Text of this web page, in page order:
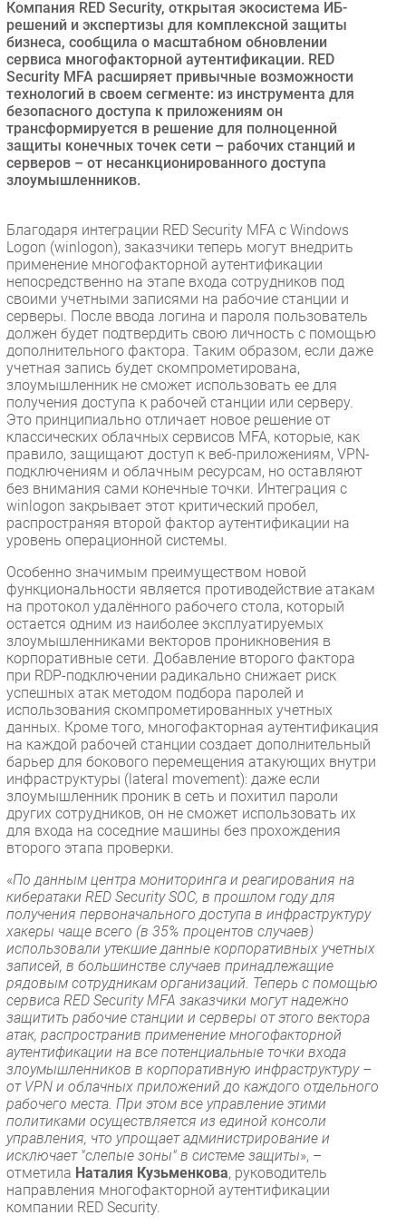
Безопасность
Инновации
CIO/Управление ИТ
Гаджеты
Здоровье
РАЗДЕЛЫ
Аналитика
Интервью
Мероприятия
Проекты
IT класс
Тестовый стенд
Каталог компаний
Компания RED Security, открытая экосистема ИБ-
решений и экспертизы для комплексной защиты
бизнеса, сообщила о масштабном обновлении
сервиса многофакторной аутентификации. RED
Security MFA расширяет привычные возможности
технологий в своем сегменте: из инструмента для
безопасного доступа к приложениям он
трансформируется в решение для полноценной
защиты конечных точек сети – рабочих станций и
серверов – от несанкционированного доступа
злоумышленников.
Благодаря интеграции RED Security MFA с Windows
Logon (winlogon), заказчики теперь могут внедрить
применение многофакторной аутентификации
непосредственно на этапе входа сотрудников под
своими учетными записями на рабочие станции и
серверы. После ввода логина и пароля пользователь
должен будет подтвердить свою личность с помощью
дополнительного фактора. Таким образом, если даже
учетная запись будет скомпрометирована,
злоумышленник не сможет использовать ее для
получения доступа к рабочей станции или серверу.
Это принципиально отличает новое решение от
классических облачных сервисов MFA, которые, как
правило, защищают доступ к веб-приложениям, VPN-
подключениям и облачным ресурсам, но оставляют
без внимания сами конечные точки. Интеграция с
winlogon закрывает этот критический пробел,
распространяя второй фактор аутентификации на
уровень операционной системы.
Особенно значимым преимуществом новой
функциональности является противодействие атакам
на протокол удалённого рабочего стола, который
остается одним из наиболее эксплуатируемых
злоумышленниками векторов проникновения в
корпоративные сети. Добавление второго фактора
при RDP-подключении радикально снижает риск
успешных атак методом подбора паролей и
использования скомпрометированных учетных
данных. Кроме того, многофакторная аутентификация
на каждой рабочей станции создает дополнительный
барьер для бокового перемещения атакующих внутри
инфраструктуры (lateral movement): даже если
злоумышленник проник в сеть и похитил пароли
других сотрудников, он не сможет использовать их
для входа на соседние машины без прохождения
второго этапа проверки.
«По данным центра мониторинга и реагирования на
кибератаки RED Security SOC, в прошлом году для
получения первоначального доступа в инфраструктуру
хакеры чаще всего (в 35% процентов случаев)
использовали утекшие данные корпоративных учетных
записей, в большинстве случаев принадлежащие
рядовым сотрудникам организаций. Теперь с помощью
сервиса RED Security MFA заказчики могут надежно
защитить рабочие станции и серверы от этого вектора
атак, распространив применение многофакторной
аутентификации на все потенциальные точки входа
злоумышленников в корпоративную инфраструктуру –
от VPN и облачных приложений до каждого отдельного
рабочего места. При этом все управление этими
политиками осуществляется из единой консоли
управления, что упрощает администрирование и
исключает "слепые зоны" в системе защиты», –
отметила Наталия Кузьменкова, руководитель
направления многофакторной аутентификации
компании RED Security.